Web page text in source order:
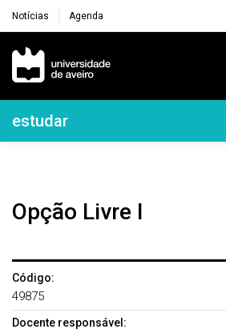
Notícias Agenda
Navegação Principal
Navegação Lateral
estudar
Opção Livre I
Código:
49875
Docente responsável: